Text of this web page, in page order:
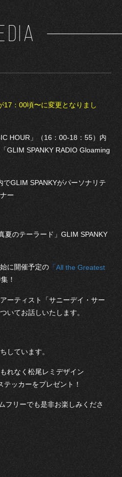
：00頃〜に変更となりまし
HOUR」（16：00-18：55）内
GLIM SPANKY RADIO Gloaming
GLIM SPANKYがパーソナリテ
ー
夏のテーラード」GLIM SPANKY
に開催予定の 「All the Greatest
！
ーティスト「サニーデイ・サー
いてお話しいたします。
しています。
れなく松尾レミデザイン
ッカーをプレゼント！
フリーでも是非お楽しみくださ